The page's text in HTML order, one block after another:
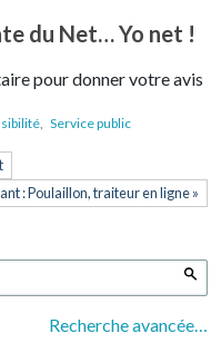
du Net… Yo net !
pour donner votre avis
, Service public
: Poulaillon, traiteur en ligne »
Recherche avancée…